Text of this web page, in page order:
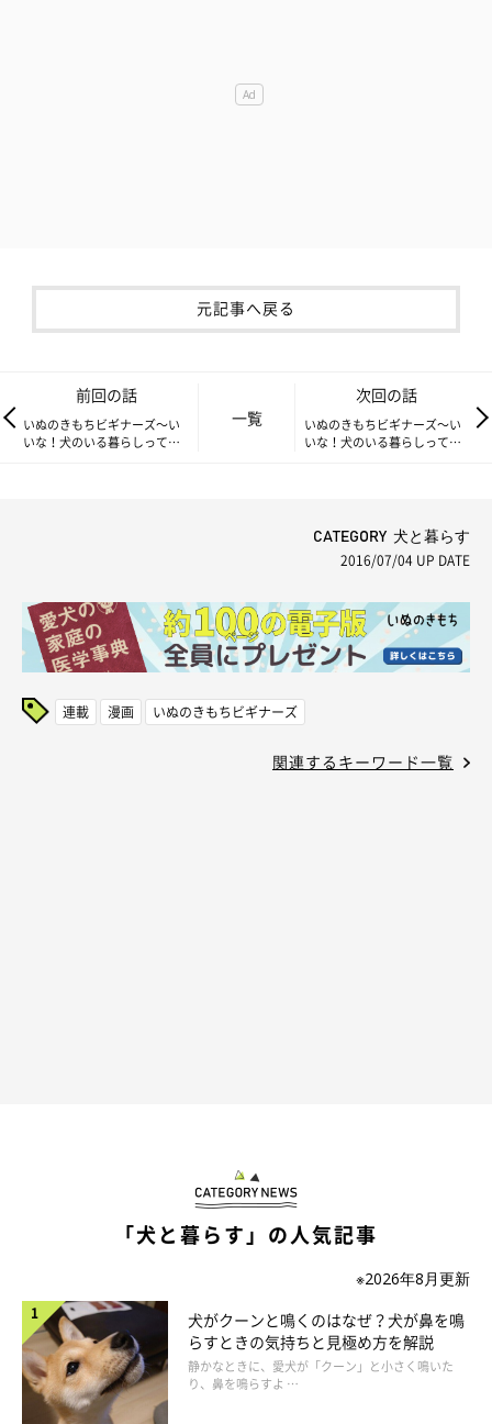
元記事へ戻る
前回の話
いぬのきもちビギナーズ～い
いな！犬のいる暮らしって…
一覧
次回の話
いぬのきもちビギナーズ～い
いな！犬のいる暮らしって…
CATEGORY 犬と暮らす
2016/07/04 UP DATE
連載 漫画 いぬのきもちビギナーズ
関連するキーワード一覧
「犬と暮らす」の人気記事
※2026年8月更新
犬がクーンと鳴くのはなぜ？犬が鼻を鳴
らすときの気持ちと見極め方を解説
静かなときに、愛犬が「クーン」と小さく鳴いた
り、鼻を鳴らすよ …